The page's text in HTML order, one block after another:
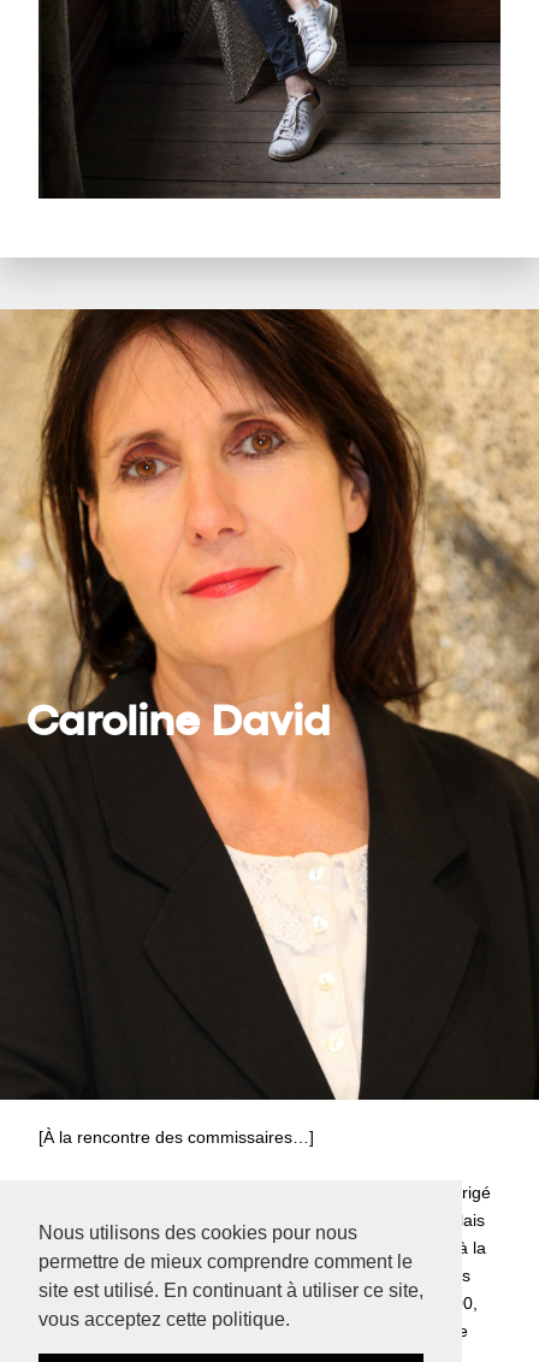
Nous utilisons des cookies pour nous
permettre de mieux comprendre comment le
site est utilisé. En continuant à utiliser ce site,
vous acceptez cette politique.
Caroline David
[À la rencontre des commissaires…]
Après des études en histoire de l’art Caroline David a dirigé
le Fonds Régional d’Art Contemporain Nord-Pas-de-Calais
de sa création en 1982 jusqu’en 1996. Elle a contribué à la
création d’une collection de plus de 800 œuvres avec les
plus grands artistes contemporains de l’époque. En 2000,
elle fait partie de l’équipe fondatrice de lille2004 Capitale